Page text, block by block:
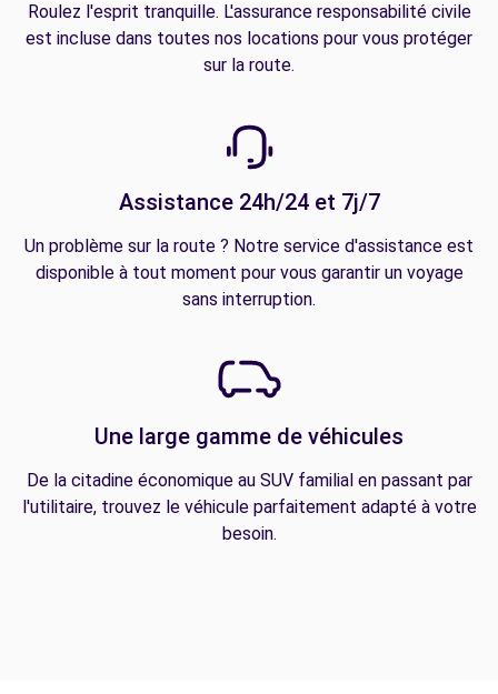
Roulez l'esprit tranquille. L'assurance responsabilité civile
est incluse dans toutes nos locations pour vous protéger
sur la route.
Assistance 24h/24 et 7j/7
Un problème sur la route ? Notre service d'assistance est
disponible à tout moment pour vous garantir un voyage
sans interruption.
Une large gamme de véhicules
De la citadine économique au SUV familial en passant par
l'utilitaire, trouvez le véhicule parfaitement adapté à votre
besoin.